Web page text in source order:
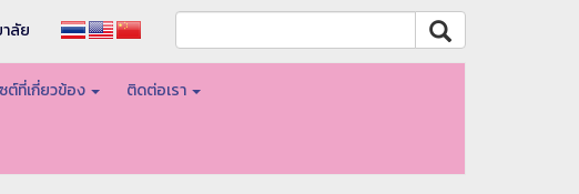
ลัย
ซต์ที่เกี่ยวข้อง ติดต่อเรา